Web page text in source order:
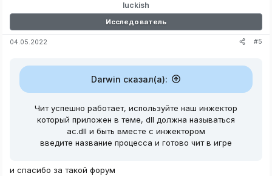
luckish
Исследователь
04.05.2022 #5
Darwin сказал(а):
Чит успешно работает, используйте наш инжектор
который приложен в теме, dll должна называться
ac.dll и быть вместе с инжектором
введите название процесса и готово чит в игре
и спасибо за такой форум